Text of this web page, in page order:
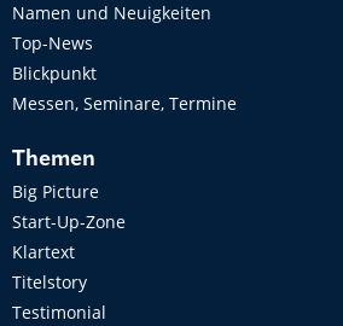
Namen und Neuigkeiten
Top-News
Blickpunkt
Messen, Seminare, Termine
Themen
Big Picture
Start-Up-Zone
Klartext
Titelstory
Testimonial